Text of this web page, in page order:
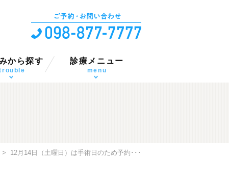
から探す
このお悩み
器のお悩み
器のお悩み
器のお悩み 診療メニュー
menu
泌尿器科一般
男性泌尿器科
女性泌尿器科
小児泌尿器科
内科・皮膚科
> 12月14日（土曜日）は手術日のため予約･･･